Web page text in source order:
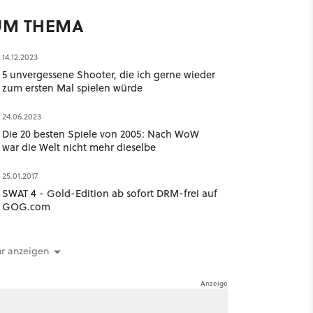
THEMA
14.12.2023
5 unvergessene Shooter, die ich gerne wieder
zum ersten Mal spielen würde
24.06.2023
Die 20 besten Spiele von 2005: Nach WoW
war die Welt nicht mehr dieselbe
25.01.2017
SWAT 4 - Gold-Edition ab sofort DRM-frei auf
GOG.com
anzeigen